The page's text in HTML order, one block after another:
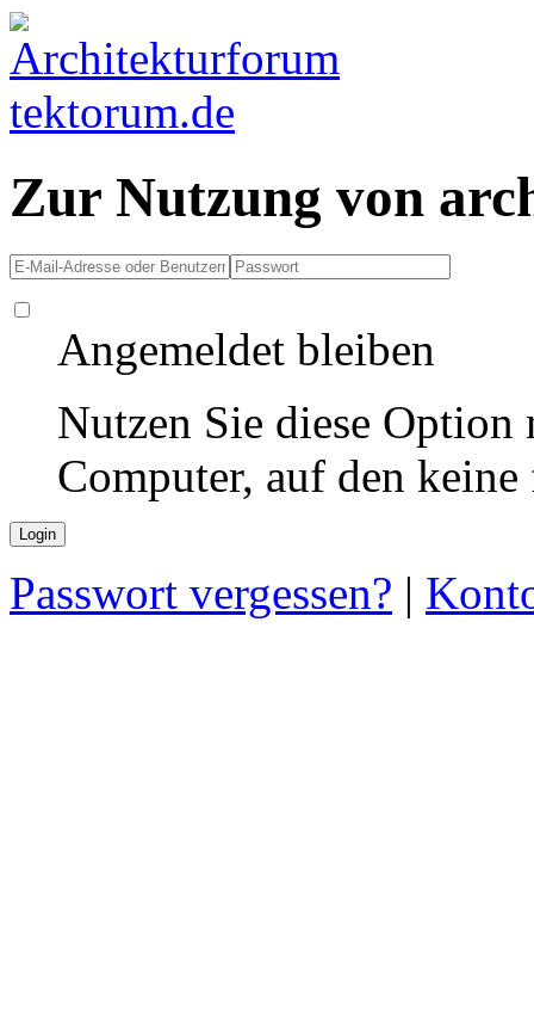
Zur Nutzung von
Angemeldet bleiben
Nutzen Sie diese
Computer, auf den
Passwort vergessen? |